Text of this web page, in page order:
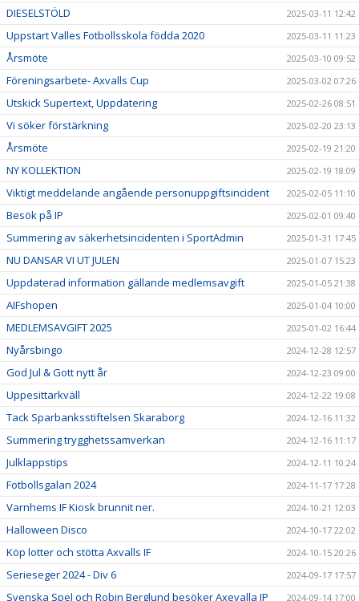
DIESELSTÖLD 2025-03-11 12:42
Uppstart Valles Fotbollsskola födda 2020 2025-03-11 11:23
Årsmöte 2025-03-10 09:52
Föreningsarbete- Axvalls Cup 2025-03-02 07:26
Utskick Supertext, Uppdatering 2025-02-26 08:51
Vi söker förstärkning 2025-02-20 23:13
Årsmöte 2025-02-19 21:20
NY KOLLEKTION 2025-02-19 18:09
Viktigt meddelande angående personuppgiftsincident 2025-02-05 11:10
Besök på IP 2025-02-01 09:40
Summering av säkerhetsincidenten i SportAdmin 2025-01-31 17:45
NU DANSAR VI UT JULEN 2025-01-07 15:23
Uppdaterad information gällande medlemsavgift 2025-01-05 21:38
AIFshopen 2025-01-04 10:00
MEDLEMSAVGIFT 2025 2025-01-02 16:44
Nyårsbingo 2024-12-28 12:57
God Jul & Gott nytt år 2024-12-23 09:00
Uppesittarkväll 2024-12-22 19:08
Tack Sparbanksstiftelsen Skaraborg 2024-12-16 11:32
Summering trygghetssamverkan 2024-12-16 11:17
Julklappstips 2024-12-11 10:24
Fotbollsgalan 2024 2024-11-17 17:28
Varnhems IF Kiosk brunnit ner. 2024-10-21 12:03
Halloween Disco 2024-10-17 22:02
Köp lotter och stötta Axvalls IF 2024-10-15 20:26
Serieseger 2024 - Div 6 2024-09-17 17:57
Svenska Spel och Robin Berglund besöker Axevalla IP 2024-09-14 17:00